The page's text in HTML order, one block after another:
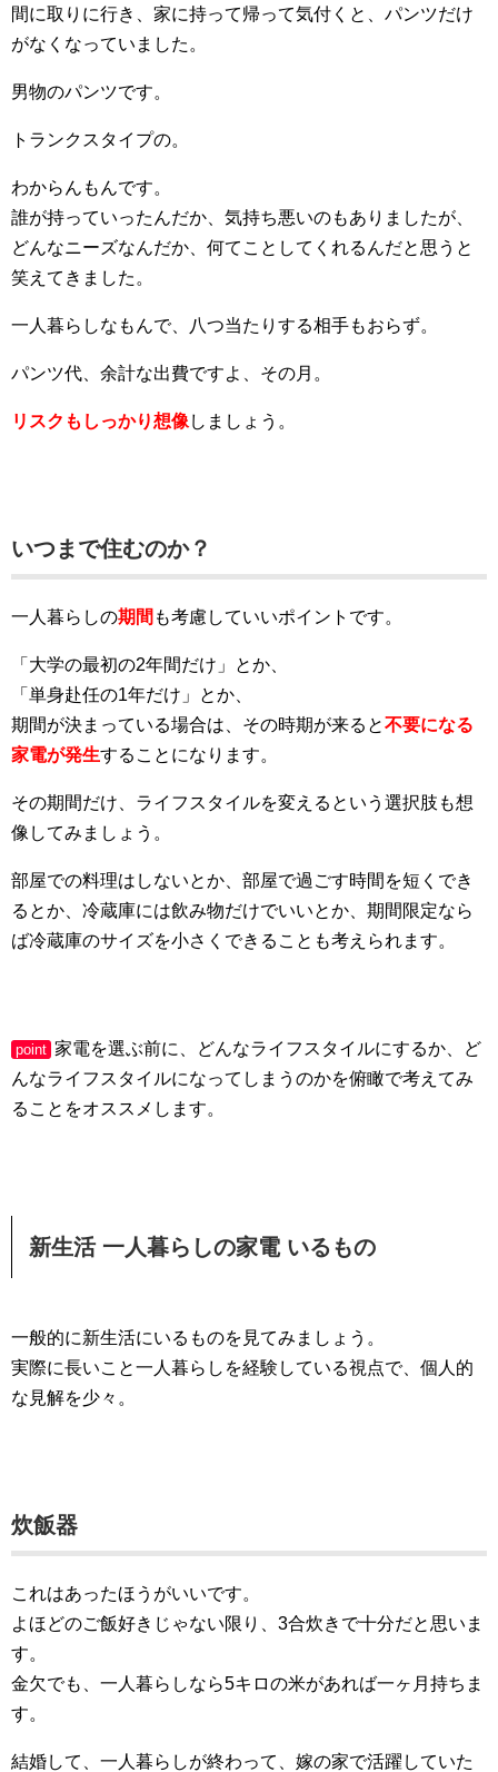
間に取りに行き、家に持って帰って気付くと、パンツだけ
がなくなっていました。
男物のパンツです。
トランクスタイプの。
わからんもんです。
誰が持っていったんだか、気持ち悪いのもありましたが、
どんなニーズなんだか、何てことしてくれるんだと思うと
笑えてきました。
一人暮らしなもんで、八つ当たりする相手もおらず。
パンツ代、余計な出費ですよ、その月。
リスクもしっかり想像 しましょう。
いつまで住むのか？
一人暮らしの期間 も考慮していいポイントです。
「大学の最初の2年間だけ」とか、
「単身赴任の1年だけ」とか、
期間が決まっている場合は、その時期が来ると不要になる
家電が発生することになります。
その期間だけ、ライフスタイルを変えるという選択肢も想
像してみましょう。
部屋での料理はしないとか、部屋で過ごす時間を短くでき
るとか、冷蔵庫には飲み物だけでいいとか、期間限定なら
ば冷蔵庫のサイズを小さくできることも考えられます。
point 家電を選ぶ前に、どんなライフスタイルにするか、ど
んなライフスタイルになってしまうのかを俯瞰で考えてみ
ることをオススメします。
新生活 一人暮らしの家電 いるもの
一般的に新生活にいるものを見てみましょう。
実際に長いこと一人暮らしを経験している視点で、個人的
な見解を少々。
炊飯器
これはあったほうがいいです。
よほどのご飯好きじゃない限り、3合炊きで十分だと思いま
す。
金欠でも、一人暮らしなら5キロの米があれば一ヶ月持ちま
す。
結婚して、一人暮らしが終わって、嫁の家で活躍していた